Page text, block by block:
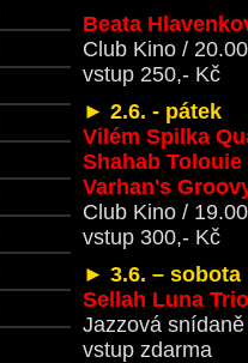
Beata
Club Kino / 20.00
vstup 250,- Kč
► 2.6. - pátek
Vilém Spilka
Shahab
Varhan's
Club Kino / 19.00
vstup 300,- Kč
► 3.6. – sobota
Sellah Luna Trio
Jazzová
vstup zdarma